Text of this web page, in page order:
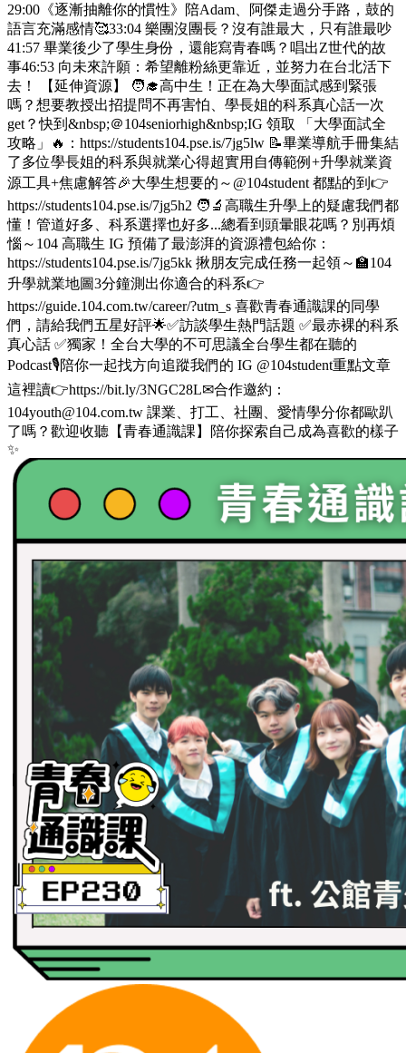
29:00《逐漸抽離你的慣性》陪Adam、阿傑走過分手路，鼓的
語言充滿感情🥰33:04 樂團沒團長？沒有誰最大，只有誰最吵
41:57 畢業後少了學生身份，還能寫青春嗎？唱出Z世代的故
事46:53 向未來許願：希望離粉絲更靠近，並努力在台北活下
去！ 【延伸資源】 🧑‍🎓高中生！正在為大學面試感到緊張
嗎？想要教授出招提問不再害怕、學長姐的科系真心話一次
get？快到&nbsp;＠104seniorhigh&nbsp;IG 領取 「大學面試全
攻略」🔥：https://students104.pse.is/7jg5lw 📝畢業導航手冊集結
了多位學長姐的科系與就業心得超實用自傳範例+升學就業資
源工具+焦慮解答🎉大學生想要的～@104student 都點的到👉
https://students104.pse.is/7jg5h2 🧑‍🔬高職生升學上的疑慮我們都
懂！管道好多、科系選擇也好多...總看到頭暈眼花嗎？別再煩
惱～104 高職生 IG 預備了最澎湃的資源禮包給你：
https://students104.pse.is/7jg5kk 揪朋友完成任務一起領～🏫104
升學就業地圖3分鐘測出你適合的科系👉
https://guide.104.com.tw/career/?utm_s 喜歡青春通識課的同學
們，請給我們五星好評🌟✅訪談學生熱門話題 ✅最赤裸的科系
真心話 ✅獨家！全台大學的不可思議全台學生都在聽的
Podcast🎙️陪你一起找方向追蹤我們的 IG @104student重點文章
這裡讀👉https://bit.ly/3NGC28L✉合作邀約：
104youth@104.com.tw 課業、打工、社團、愛情學分你都歐趴
了嗎？歡迎收聽【青春通識課】陪你探索自己成為喜歡的樣子
✨